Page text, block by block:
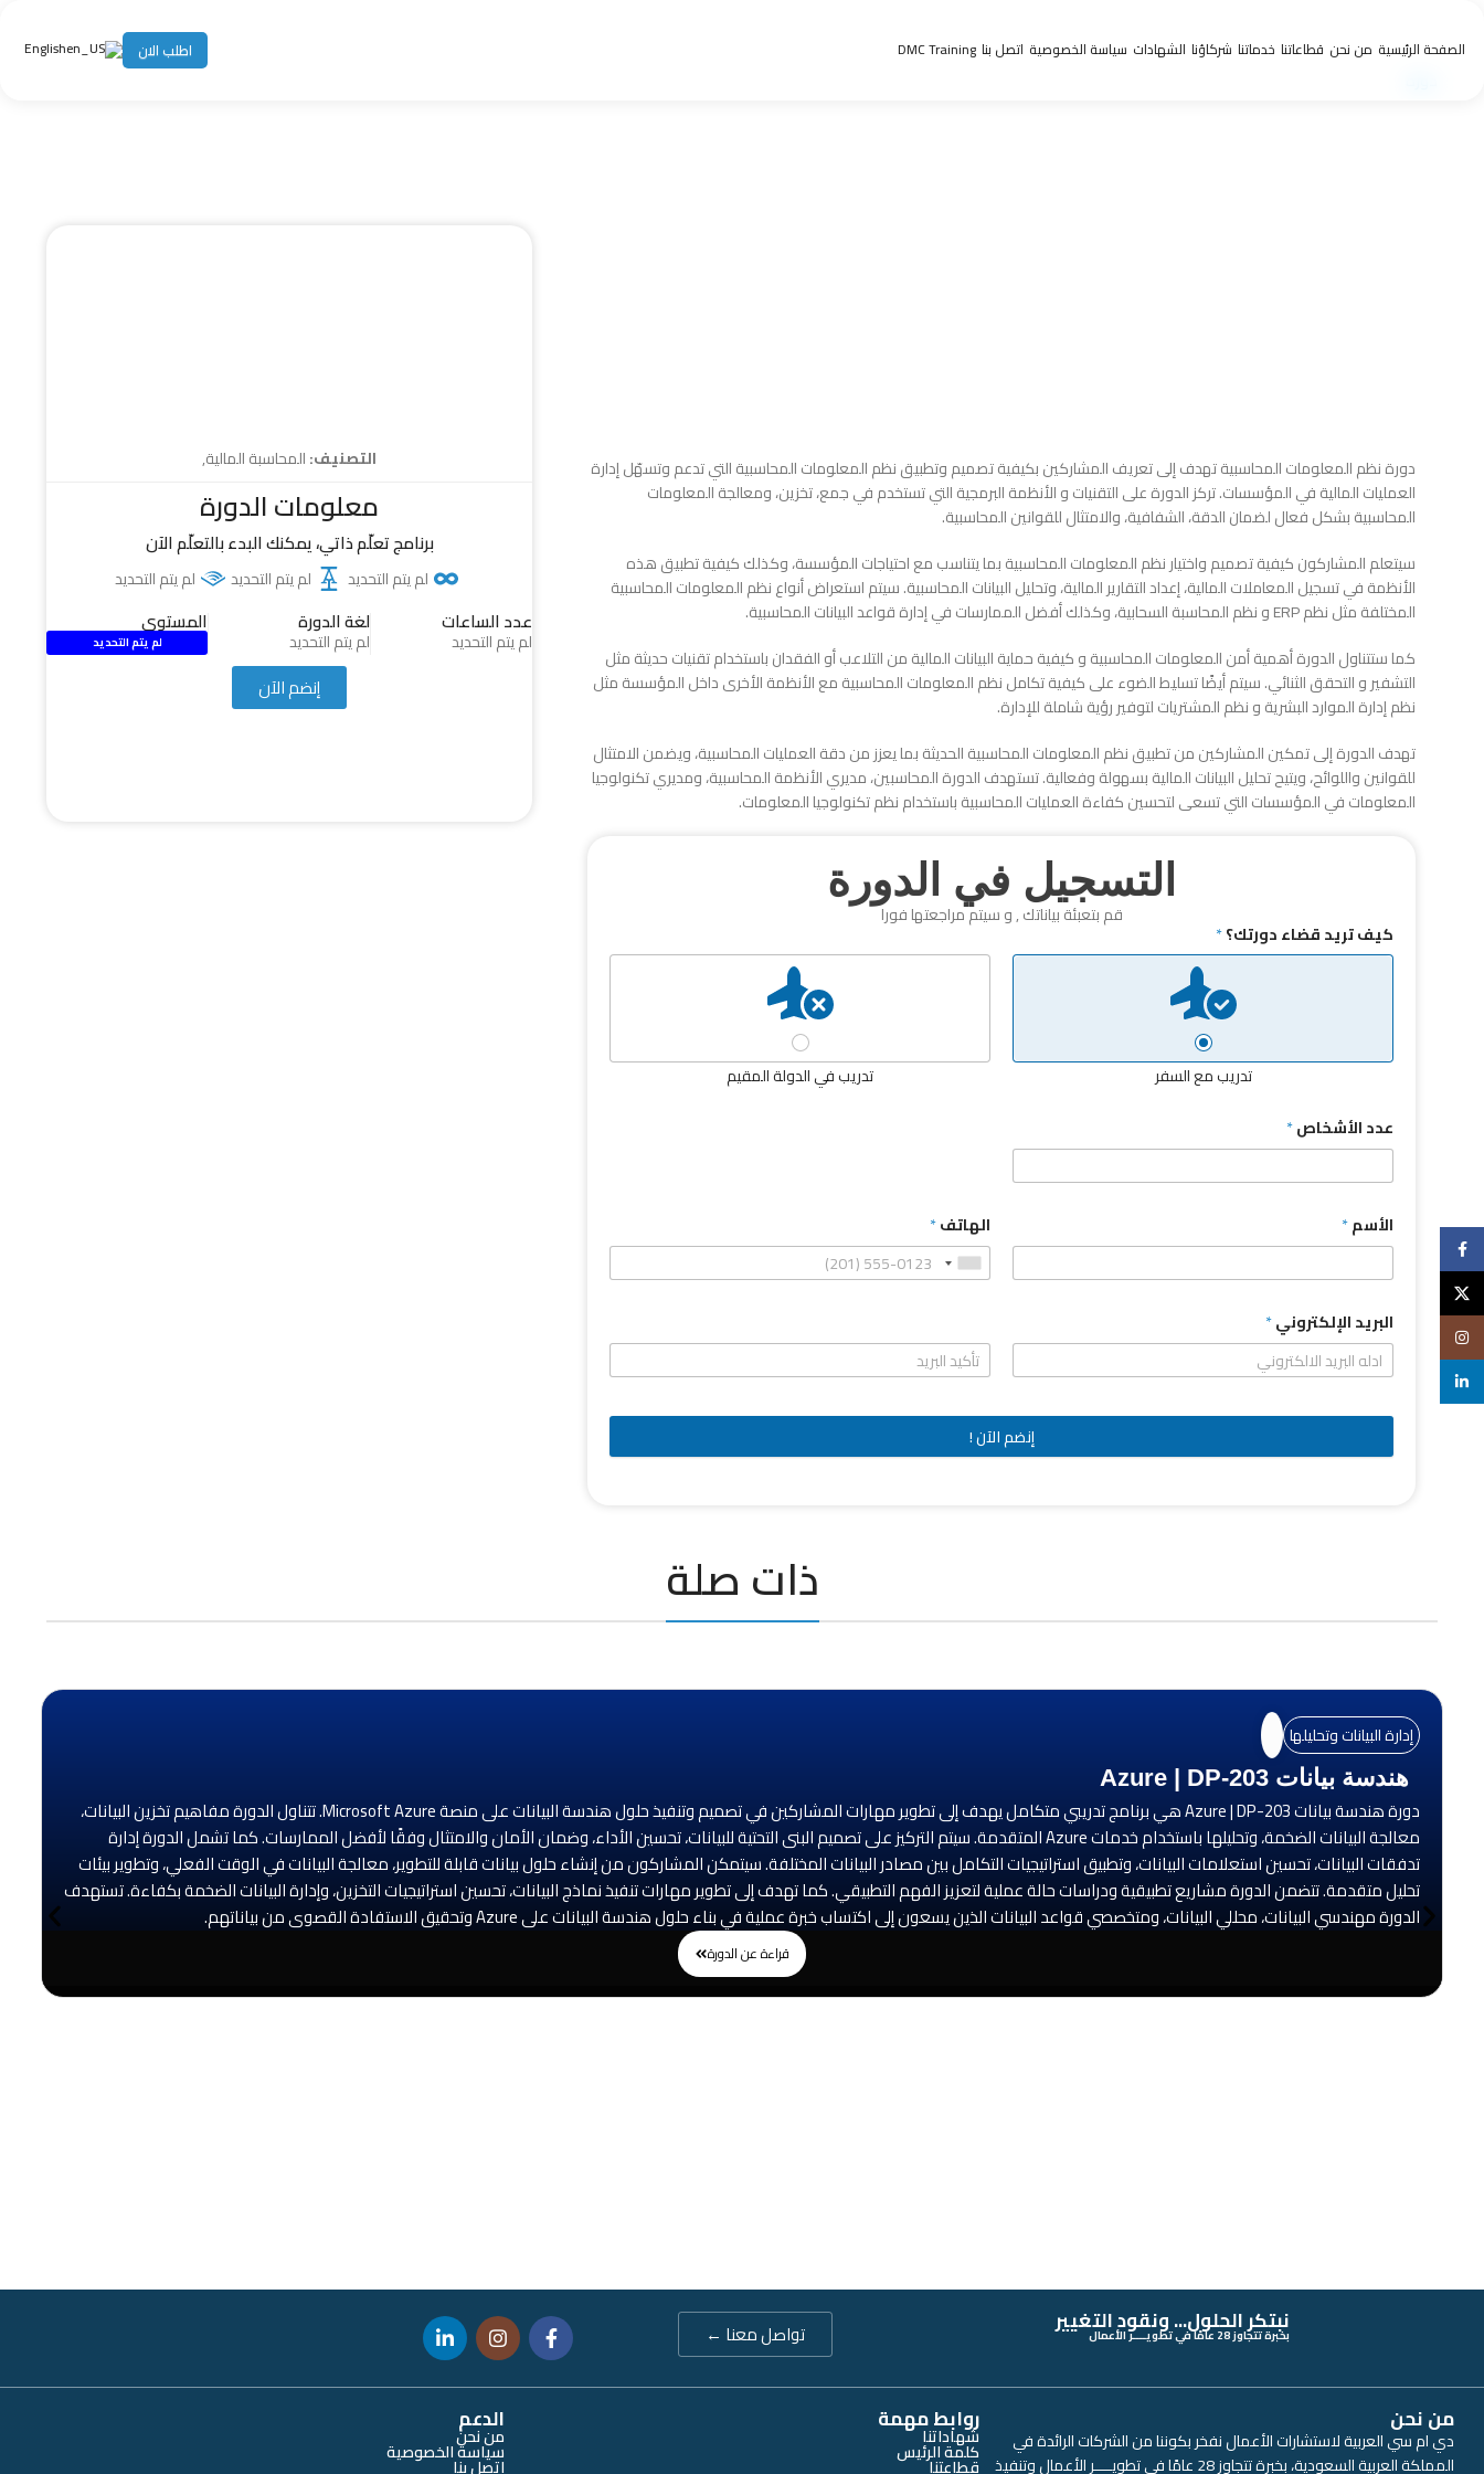
الصفحة الرئيسية من نحن قطاعاتنا خدماتنا شركاؤنا الشهادات سياسة الخصوصية اتصل بنا DMC Training اطلب الان English
دورة نظم المعلومات المحاسبية تهدف إلى تعريف المشاركين بكيفية تصميم وتطبيق نظم المعلومات المحاسبية التي تدعم وتسهّل إدارة
العمليات المالية في المؤسسات. تركز الدورة على التقنيات و الأنظمة البرمجية التي تستخدم في جمع، تخزين، ومعالجة المعلومات
المحاسبية بشكل فعال لضمان الدقة، الشفافية، والامتثال للقوانين المحاسبية.
سيتعلم المشاركون كيفية تصميم واختيار نظم المعلومات المحاسبية بما يتناسب مع احتياجات المؤسسة، وكذلك كيفية تطبيق هذه
الأنظمة في تسجيل المعاملات المالية، إعداد التقارير المالية، وتحليل البيانات المحاسبية. سيتم استعراض أنواع نظم المعلومات المحاسبية
المختلفة مثل نظم ERP و نظم المحاسبة السحابية، وكذلك أفضل الممارسات في إدارة قواعد البيانات المحاسبية.
كما ستتناول الدورة أهمية أمن المعلومات المحاسبية و كيفية حماية البيانات المالية من التلاعب أو الفقدان باستخدام تقنيات حديثة مثل
التشفير و التحقق الثنائي. سيتم أيضًا تسليط الضوء على كيفية تكامل نظم المعلومات المحاسبية مع الأنظمة الأخرى داخل المؤسسة مثل
نظم إدارة الموارد البشرية و نظم المشتريات لتوفير رؤية شاملة للإدارة.
تهدف الدورة إلى تمكين المشاركين من تطبيق نظم المعلومات المحاسبية الحديثة بما يعزز من دقة العمليات المحاسبية، ويضمن الامتثال
للقوانين واللوائح، ويتيح تحليل البيانات المالية بسهولة وفعالية. تستهدف الدورة المحاسبين، مديري الأنظمة المحاسبية، ومديري تكنولوجيا
المعلومات في المؤسسات التي تسعى لتحسين كفاءة العمليات المحاسبية باستخدام نظم تكنولوجيا المعلومات.
التسجيل في الدورة
قم بتعبئة بياناتك , و سيتم مراجعتها فورا
كيف تريد قضاء دورتك؟*
تدريب مع السفر
تدريب في الدولة المقيم
عدد الأشخاص*
الأسم* الهاتف*
البريد الإلكتروني*
إنضم الآن !
التصنيف:المحاسبة المالية,
معلومات الدورة
برنامج تعلّم ذاتي، يمكنك البدء بالتعلّم الآن
لم يتم التحديد لم يتم التحديد لم يتم التحديد
عدد الساعات
لم يتم التحديد
لغة الدورة
لم يتم التحديد
المستوى
لم يتم التحديد
إنضم الآن
ذات صلة
إدارة البيانات وتحليلها
هندسة بيانات Azure | DP-203
دورة هندسة بيانات Azure | DP-203 هي برنامج تدريبي متكامل يهدف إلى تطوير مهارات المشاركين في تصميم وتنفيذ حلول هندسة البيانات على منصة Microsoft Azure. تتناول الدورة مفاهيم تخزين البيانات،
معالجة البيانات الضخمة، وتحليلها باستخدام خدمات Azure المتقدمة. سيتم التركيز على تصميم البنى التحتية للبيانات، تحسين الأداء، وضمان الأمان والامتثال وفقًا لأفضل الممارسات. كما تشمل الدورة إدارة
تدفقات البيانات، تحسين استعلامات البيانات، وتطبيق استراتيجيات التكامل بين مصادر البيانات المختلفة. سيتمكن المشاركون من إنشاء حلول بيانات قابلة للتطوير، معالجة البيانات في الوقت الفعلي، وتطوير بيئات
تحليل متقدمة. تتضمن الدورة مشاريع تطبيقية ودراسات حالة عملية لتعزيز الفهم التطبيقي. كما تهدف إلى تطوير مهارات تنفيذ نماذج البيانات، تحسين استراتيجيات التخزين، وإدارة البيانات الضخمة بكفاءة. تستهدف
الدورة مهندسي البيانات، محللي البيانات، ومتخصصي قواعد البيانات الذين يسعون إلى اكتساب خبرة عملية في بناء حلول هندسة البيانات على Azure وتحقيق الاستفادة القصوى من بياناتهم.
قراءة عن الدورة
نبتكر الحلول... ونقود التغيير
بخبرة تتجاوز 28 عامًا في تطويــــر الأعمال تواصل معنا ←
من نحن
دي ام سي العربية لاستشارات الأعمال نفخر بكوننا من الشركات الرائدة في
المملكة العربية السعودية، بخبرة تتجاوز 28 عامًا في تطويــــر الأعمال وتنفيذ
روابط مهمة
شهاداتنا
كلمة الرئيس
قطاعتنا
الدعم
من نحن
سياسة الخصوصية
إتصل بنا
Facebook
Instagram
linkedin